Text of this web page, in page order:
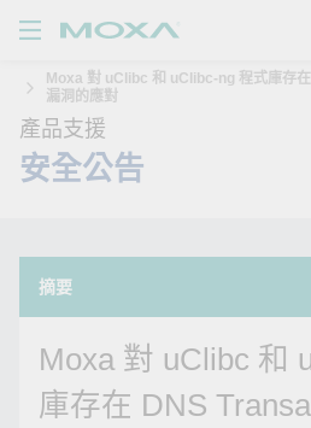
品
決方案
買
絡我們
Zone
Moxa 對 uClibc 和 uClibc-ng 程式庫存
漏洞的應對
產品支援
安全公告
摘要
Moxa 對 uClibc 和
庫存在 DNS
查看詢價明細